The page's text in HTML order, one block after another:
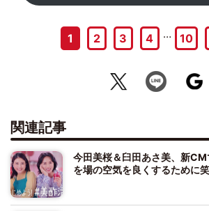
1 2 3 4 … 10
関連記事
今田美桜＆臼田あさ美、新
を場の空気を良くするために